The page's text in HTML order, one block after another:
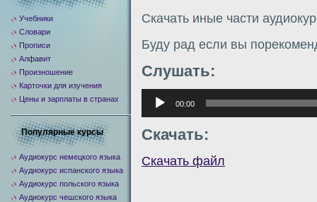
Скачать иные части
Буду рад если вы
Слушать:
Аудиоплеер
00:00
Скачать:
Скачать файл
Учебники
Словари
Прописи
Алфавит
Произношение
Карточки для изучения
Цены и зарплаты в странах
Популярные курсы
Аудиокурс немецкого языка
Аудиокурс испанского языка
Аудиокурс польского языка
Аудиокурс чешского языка